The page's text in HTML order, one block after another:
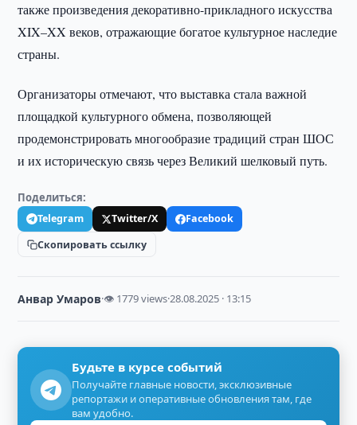
также произведения декоративно-прикладного искусства
XIX–XX веков, отражающие богатое культурное наследие
страны.
Организаторы отмечают, что выставка стала важной
площадкой культурного обмена, позволяющей
продемонстрировать многообразие традиций стран ШОС
и их историческую связь через Великий шелковый путь.
Поделиться:
Telegram Twitter/X
Facebook
Скопировать ссылку
Анвар Умаров·👁 1779 views·28.08.2025 · 13:15
Будьте в курсе событий
Получайте главные новости, эксклюзивные
репортажи и оперативные обновления там, где
вам удобно.